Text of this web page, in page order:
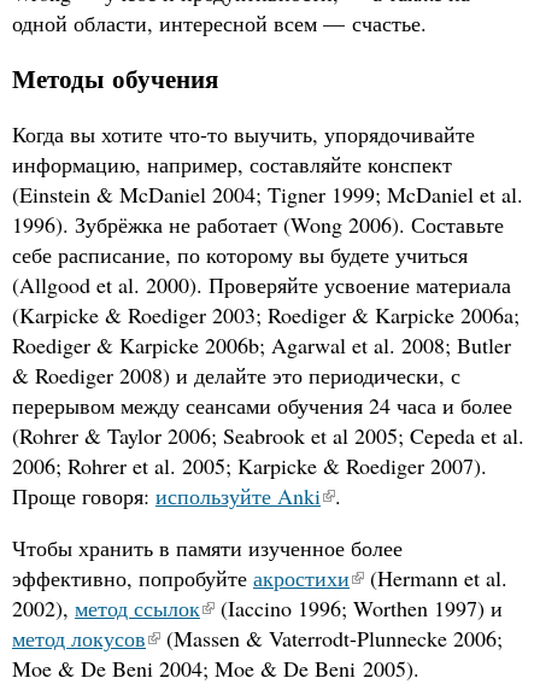
одной области, интересной всем — счастье.
Методы обучения
Когда вы хотите что-то выучить, упорядочивайте
информацию, например, составляйте конспект
(Einstein & McDaniel 2004; Tigner 1999; McDaniel et al.
1996). Зубрёжка не работает (Wong 2006). Составьте
себе расписание, по которому вы будете учиться
(Allgood et al. 2000). Проверяйте усвоение материала
(Karpicke & Roediger 2003; Roediger & Karpicke 2006a;
Roediger & Karpicke 2006b; Agarwal et al. 2008; Butler
& Roediger 2008) и делайте это периодически, с
перерывом между сеансами обучения 24 часа и более
(Rohrer & Taylor 2006; Seabrook et al 2005; Cepeda et al.
2006; Rohrer et al. 2005; Karpicke & Roediger 2007).
Проще говоря: используйте Anki .
Чтобы хранить в памяти изученное более
эффективно, попробуйте акростихи
(Hermann et al.
2002), метод ссылок
(Iaccino 1996; Worthen 1997) и
метод локусов
(Massen & Vaterrodt-Plunnecke 2006;
Moe & De Beni 2004; Moe & De Beni 2005).